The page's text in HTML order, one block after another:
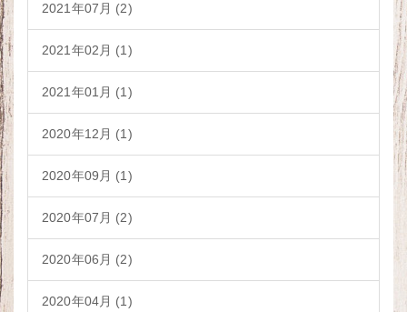
2021年07月 (2)
2021年02月 (1)
2021年01月 (1)
2020年12月 (1)
2020年09月 (1)
2020年07月 (2)
2020年06月 (2)
2020年04月 (1)